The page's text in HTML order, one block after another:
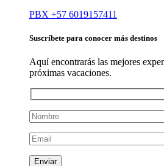
PBX +57 6019157411
Suscríbete para conocer más destinos
Aquí encontrarás las mejores
próximas vacaciones.